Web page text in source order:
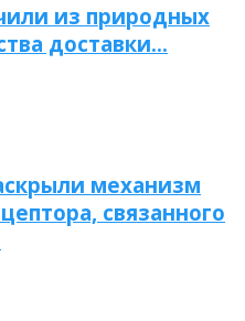
из природных
доставки…
механизм
связанного